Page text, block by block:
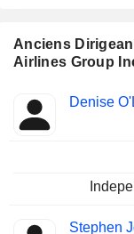
Anciens
Airlines Group
Insider
Fonctions
Denise
Stephen